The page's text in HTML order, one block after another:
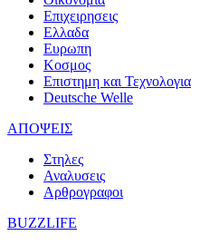
Επιχειρησεις
Ελλαδα
Ευρωπη
Κοσμος
Επιστημη και Τεχνολογια
Deutsche Welle
ΑΠΟΨΕΙΣ
Στηλες
Αναλυσεις
Αρθρογραφοι
BUZZLIFE